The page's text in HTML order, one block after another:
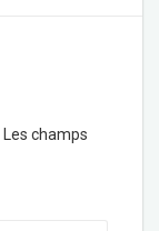
Les champs